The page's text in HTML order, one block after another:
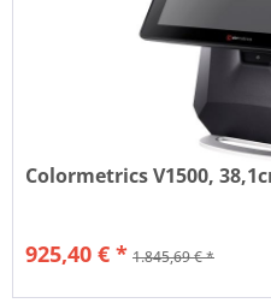
Colormetrics V1500,
925,40 € * 1.845,69 € *